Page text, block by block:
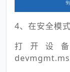
4、在安全模式
打开设